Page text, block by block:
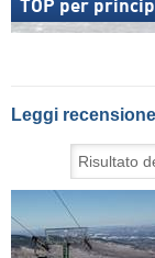
TOP per
Leggi